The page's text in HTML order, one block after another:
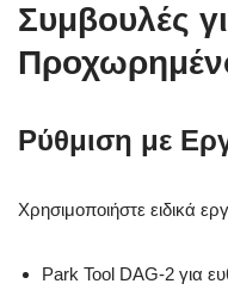
Συμβουλές
Ρύθμιση με
Χρησιμοποιήστε ειδικά
Park Tool DAG-2 για